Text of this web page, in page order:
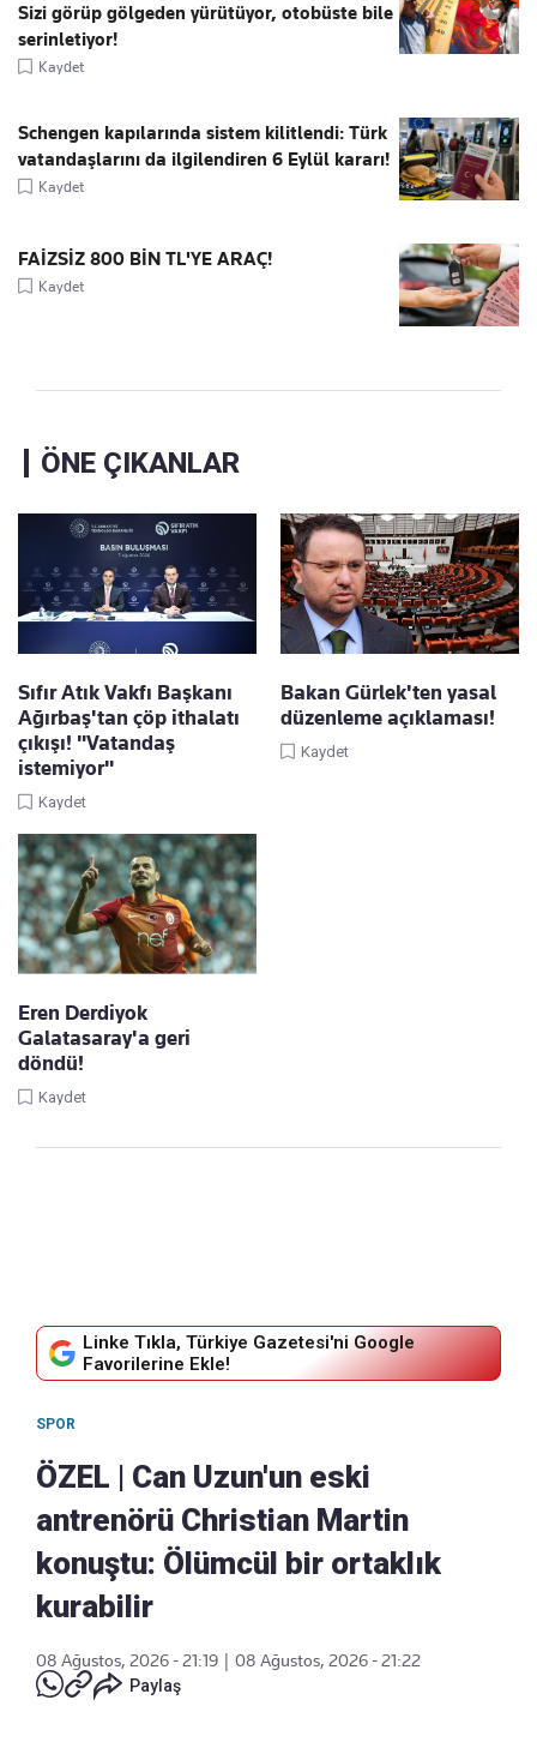
Sizi görüp gölgeden yürütüyor, otobüste bile
serinletiyor!
Kaydet
Schengen kapılarında sistem kilitlendi: Türk
vatandaşlarını da ilgilendiren 6 Eylül kararı!
Kaydet
FAİZSİZ 800 BİN TL'YE ARAÇ!
Kaydet
ÖNE ÇIKANLAR
Sıfır Atık Vakfı Başkanı
Ağırbaş'tan çöp ithalatı
çıkışı! "Vatandaş
istemiyor"
Kaydet
Bakan Gürlek'ten yasal
düzenleme açıklaması!
Kaydet
Eren Derdiyok
Galatasaray'a geri
döndü!
Kaydet
Linke Tıkla, Türkiye Gazetesi'ni Google
Favorilerine Ekle!
SPOR
ÖZEL | Can Uzun'un eski
antrenörü Christian Martin
konuştu: Ölümcül bir ortaklık
kurabilir
08 Ağustos, 2026 - 21:19
08 Ağustos, 2026 - 21:22
Paylaş